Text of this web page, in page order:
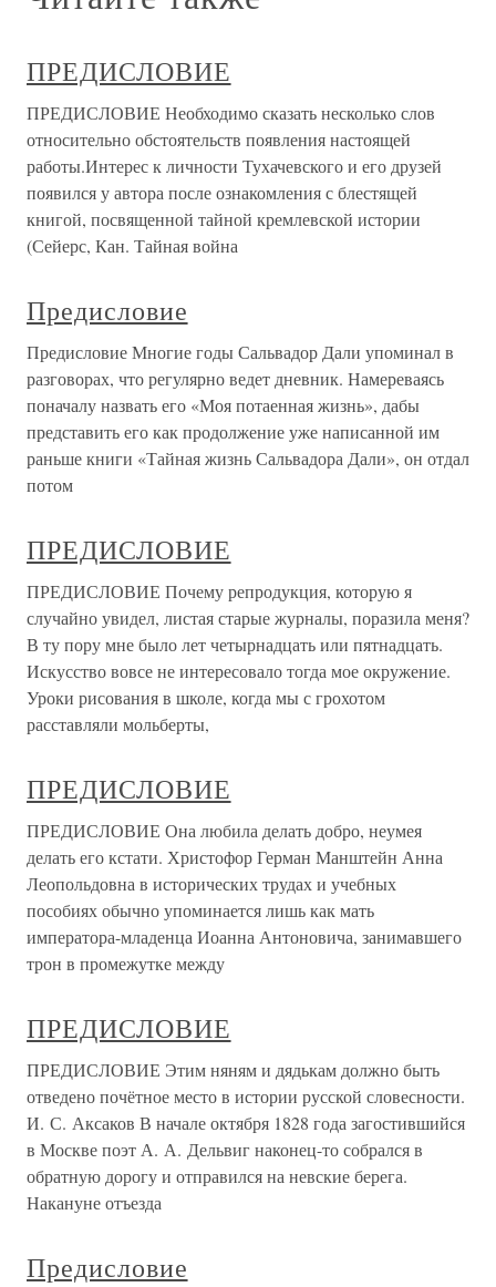
ПРЕДИСЛОВИЕ
ПРЕДИСЛОВИЕ Необходимо сказать несколько слов
относительно обстоятельств появления настоящей
работы.Интерес к личности Тухачевского и его друзей
появился у автора после ознакомления с блестящей
книгой, посвященной тайной кремлевской истории
(Сейерс, Кан. Тайная война
Предисловие
Предисловие Многие годы Сальвадор Дали упоминал в
разговорах, что регулярно ведет дневник. Намереваясь
поначалу назвать его «Моя потаенная жизнь», дабы
представить его как продолжение уже написанной им
раньше книги «Тайная жизнь Сальвадора Дали», он отдал
потом
ПРЕДИСЛОВИЕ
ПРЕДИСЛОВИЕ Почему репродукция, которую я
случайно увидел, листая старые журналы, поразила меня?
В ту пору мне было лет четырнадцать или пятнадцать.
Искусство вовсе не интересовало тогда мое окружение.
Уроки рисования в школе, когда мы с грохотом
расставляли мольберты,
ПРЕДИСЛОВИЕ
ПРЕДИСЛОВИЕ Она любила делать добро, неумея
делать его кстати. Христофор Герман Манштейн Анна
Леопольдовна в исторических трудах и учебных
пособиях обычно упоминается лишь как мать
императора-младенца Иоанна Антоновича, занимавшего
трон в промежутке между
ПРЕДИСЛОВИЕ
ПРЕДИСЛОВИЕ Этим няням и дядькам должно быть
отведено почётное место в истории русской словесности.
И. С. Аксаков В начале октября 1828 года загостившийся
в Москве поэт А. А. Дельвиг наконец-то собрался в
обратную дорогу и отправился на невские берега.
Накануне отъезда
Предисловие